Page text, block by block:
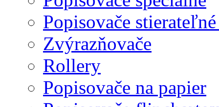
Popisovače
Zvýrazňovače
Rollery
Popisovače na papier